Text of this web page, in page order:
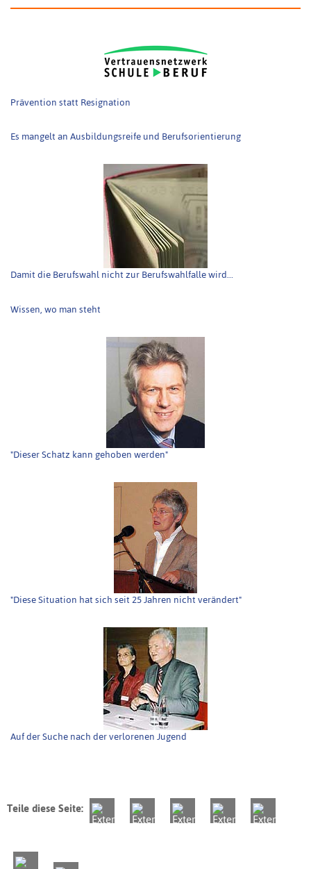
Prävention statt Resignation
Es mangelt an Ausbildungsreife und Berufsorientierung
Damit die Berufswahl nicht zur Berufswahlfalle wird...
Wissen, wo man steht
"Dieser Schatz kann gehoben werden"
"Diese Situation hat sich seit 25 Jahren nicht verändert"
Auf der Suche nach der verlorenen Jugend
Teile diese Seite: